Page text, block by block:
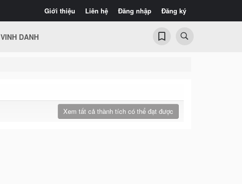
Giới thiệu Liên hệ Đăng nhập Đăng ký
VINH DANH
Xem tất cả thành tích có thể đạt được